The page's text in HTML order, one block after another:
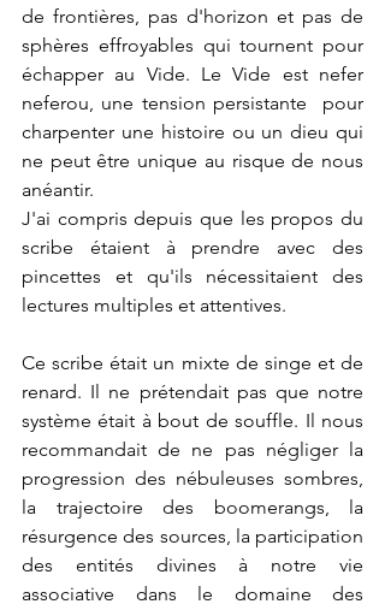
de frontières, pas d'horizon et pas de
sphères effroyables qui tournent pour
échapper au Vide. Le Vide est nefer
neferou, une tension persistante  pour
charpenter une histoire ou un dieu qui
ne peut être unique au risque de nous
anéantir.
J'ai compris depuis que les propos du
scribe étaient à prendre avec des
pincettes et qu'ils nécessitaient des
lectures multiples et attentives.
Ce scribe était un mixte de singe et de
renard. Il ne prétendait pas que notre
système était à bout de souffle. Il nous
recommandait de ne pas négliger la
progression des nébuleuses sombres,
la trajectoire des boomerangs, la
résurgence des sources, la participation
des entités divines à notre vie
associative dans le domaine des